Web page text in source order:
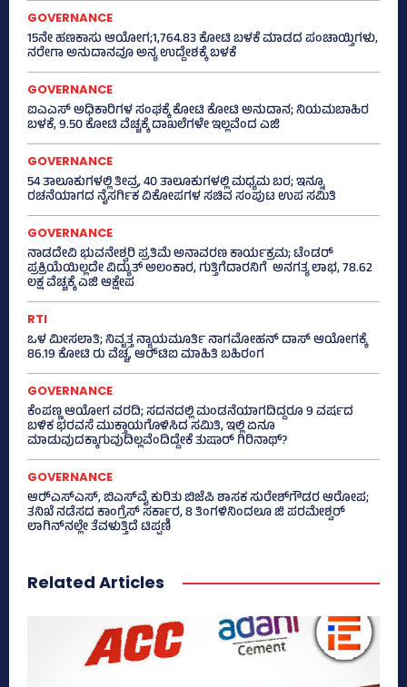
GOVERNANCE
15ನೇ ಹಣಕಾಸು ಆಯೋಗ;1,764.83 ಕೋಟಿ ಬಳಕೆ ಮಾಡದ ಪಂಚಾಯ್ತಿಗಳು,
ನರೇಗಾ ಅನುದಾನವೂ ಅನ್ಯ ಉದ್ದೇಶಕ್ಕೆ ಬಳಕೆ
GOVERNANCE
ಐಎಎಸ್‌ ಅಧಿಕಾರಿಗಳ ಸಂಘಕ್ಕೆ ಕೋಟಿ ಕೋಟಿ ಅನುದಾನ; ನಿಯಮಬಾಹಿರ
ಬಳಕೆ, 9.50 ಕೋಟಿ ವೆಚ್ಚಕ್ಕೆ ದಾಖಲೆಗಳೇ ಇಲ್ಲವೆಂದ ಎಜಿ
GOVERNANCE
54 ತಾಲೂಕುಗಳಲ್ಲಿ ತೀವ್ರ, 40 ತಾಲೂಕುಗಳಲ್ಲಿ ಮಧ್ಯಮ ಬರ; ಇನ್ನೂ
ರಚನೆಯಾಗದ ನೈಸರ್ಗಿಕ ವಿಕೋಪಗಳ ಸಚಿವ ಸಂಪುಟ ಉಪ ಸಮಿತಿ
GOVERNANCE
ನಾಡದೇವಿ ಭುವನೇಶ್ವರಿ ಪ್ರತಿಮೆ ಅನಾವರಣ ಕಾರ್ಯಕ್ರಮ; ಟೆಂಡರ್
ಪ್ರಕ್ರಿಯೆಯಿಲ್ಲದೇ ವಿದ್ಯುತ್‌ ಅಲಂಕಾರ, ಗುತ್ತಿಗೆದಾರನಿಗೆ ಅನಗತ್ಯ ಲಾಭ, 78.62
ಲಕ್ಷ ವೆಚ್ಚಕ್ಕೆ ಎಜಿ ಆಕ್ಷೇಪ
RTI
ಒಳ ಮೀಸಲಾತಿ; ನಿವೃತ್ತ ನ್ಯಾಯಮೂರ್ತಿ ನಾಗಮೋಹನ್ ದಾಸ್ ಆಯೋಗಕ್ಕೆ
86.19 ಕೋಟಿ ರು ವೆಚ್ಚ, ಆರ್‍‌ಟಿಐ ಮಾಹಿತಿ ಬಹಿರಂಗ
GOVERNANCE
ಕೆಂಪಣ್ಣ ಆಯೋಗ ವರದಿ; ಸದನದಲ್ಲಿ ಮಂಡನೆಯಾಗದಿದ್ದರೂ 9 ವರ್ಷದ
ಬಳಿಕ ಭರವಸೆ ಮುಕ್ತಾಯಗೊಳಿಸಿದ ಸಮಿತಿ, ಇಲ್ಲಿ ಏನೂ
ಮಾಡುವುದಕ್ಕಾಗುವುದಿಲ್ಲವೆಂದಿದ್ದೇಕೆ ತುಷಾರ್ ಗಿರಿನಾಥ್?
GOVERNANCE
ಆರ್‍‌ಎಸ್‌ಎಸ್‌, ಬಿಎಸ್‌ವೈ ಕುರಿತು ಬಿಜೆಪಿ ಶಾಸಕ ಸುರೇಶ್‌ಗೌಡರ ಆರೋಪ;
ತನಿಖೆ ನಡೆಸದ ಕಾಂಗ್ರೆಸ್‌ ಸರ್ಕಾರ, 8 ತಿಂಗಳಿನಿಂದಲೂ ಜಿ ಪರಮೇಶ್ವರ್
ಲಾಗಿನ್‌ನಲ್ಲೇ ತೆವಳುತ್ತಿದೆ ಟಿಪ್ಪಣಿ
Related Articles